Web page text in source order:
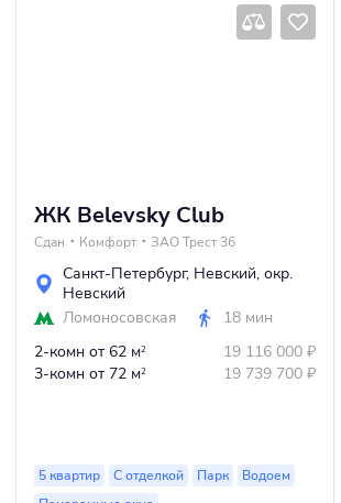
ЖК Belevsky Club
Сдан Комфорт ЗАО Трест 36
Санкт-Петербург, Невский, окр.
Невский
Ломоносовская
18 мин
2-комн от 62 м2 19 116 000 ₽
3-комн от 72 м2 19 739 700 ₽
5 квартир С отделкой Парк
Водоем